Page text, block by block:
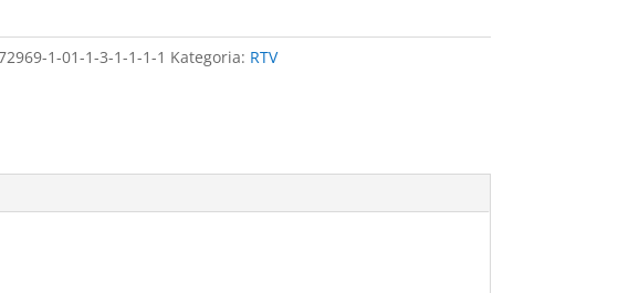
1-01-1-3-1-1-1-1 Kategoria: RTV